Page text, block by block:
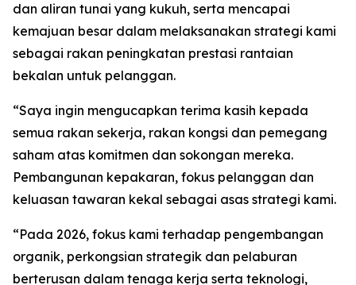
dan aliran tunai yang kukuh, serta mencapai
kemajuan besar dalam melaksanakan strategi kami
sebagai rakan peningkatan prestasi rantaian
bekalan untuk pelanggan.
“Saya ingin mengucapkan terima kasih kepada
semua rakan sekerja, rakan kongsi dan pemegang
saham atas komitmen dan sokongan mereka.
Pembangunan kepakaran, fokus pelanggan dan
keluasan tawaran kekal sebagai asas strategi kami.
“Pada 2026, fokus kami terhadap pengembangan
organik, perkongsian strategik dan pelaburan
berterusan dalam tenaga kerja serta teknologi,